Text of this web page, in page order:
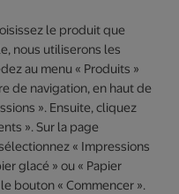
le produit que
nous utiliserons les
au menu « Produits »
de navigation, en haut de
». Ensuite, cliquez
». Sur la page
« Impressions
glacé » ou « Papier
bouton « Commencer ».